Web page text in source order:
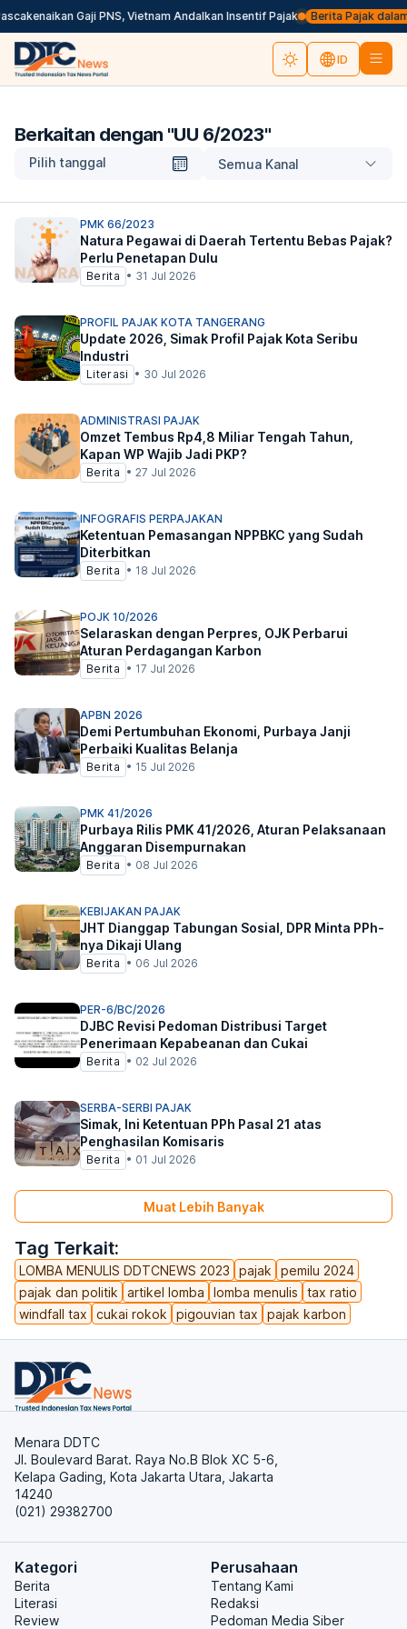
Gaji PNS, Vietnam Andalkan Insentif Pajak Berita Pajak dalam
ID
Berkaitan dengan "UU 6/2023"
Pilih tanggal Semua Kanal
Tag Terkait:
LOMBA MENULIS DDTCNEWS 2023 pajak
pemilu 2024
pajak dan politik
artikel lomba lomba menulis
tax ratio
windfall tax
cukai rokok pigouvian tax pajak karbon
PMK 66/2023
Natura Pegawai di Daerah Tertentu Bebas Pajak?
Perlu Penetapan Dulu
Berita • 31 Jul 2026
PROFIL PAJAK KOTA TANGERANG
Update 2026, Simak Profil Pajak Kota Seribu
Industri
Literasi • 30 Jul 2026
ADMINISTRASI PAJAK
Omzet Tembus Rp4,8 Miliar Tengah Tahun,
Kapan WP Wajib Jadi PKP?
Berita • 27 Jul 2026
INFOGRAFIS PERPAJAKAN
Ketentuan Pemasangan NPPBKC yang Sudah
Diterbitkan
Berita • 18 Jul 2026
POJK 10/2026
Selaraskan dengan Perpres, OJK Perbarui
Aturan Perdagangan Karbon
Berita • 17 Jul 2026
APBN 2026
Demi Pertumbuhan Ekonomi, Purbaya Janji
Perbaiki Kualitas Belanja
Berita • 15 Jul 2026
PMK 41/2026
Purbaya Rilis PMK 41/2026, Aturan Pelaksanaan
Anggaran Disempurnakan
Berita • 08 Jul 2026
KEBIJAKAN PAJAK
JHT Dianggap Tabungan Sosial, DPR Minta PPh-
nya Dikaji Ulang
Berita • 06 Jul 2026
PER-6/BC/2026
DJBC Revisi Pedoman Distribusi Target
Penerimaan Kepabeanan dan Cukai
Berita • 02 Jul 2026
SERBA-SERBI PAJAK
Simak, Ini Ketentuan PPh Pasal 21 atas
Penghasilan Komisaris
Berita • 01 Jul 2026
Muat Lebih Banyak
Menara DDTC
Jl. Boulevard Barat. Raya No.B Blok XC 5-6,
Kelapa Gading, Kota Jakarta Utara, Jakarta
14240
(021) 29382700
Kategori
Berita
Literasi
Review
Perusahaan
Tentang Kami
Redaksi
Pedoman Media Siber